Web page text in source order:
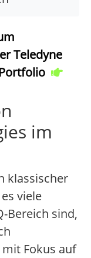
Teledyne
im
klassischer
viele
Bereich sind,
Fokus auf